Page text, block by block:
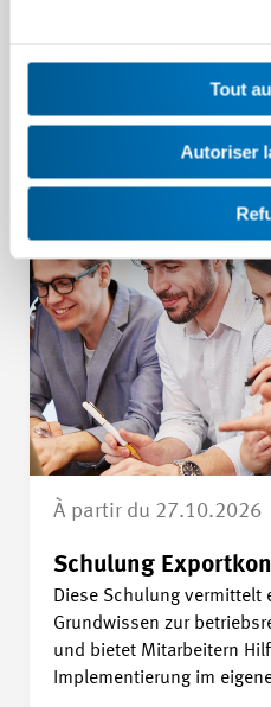
Tout
Autoriser
Détails
À partir du 27.10.2026
Schulung
Diese Schulung vermittelt
Grundwissen zur
und bietet Mitarbeitern
Implementierung im
Détails Schulung